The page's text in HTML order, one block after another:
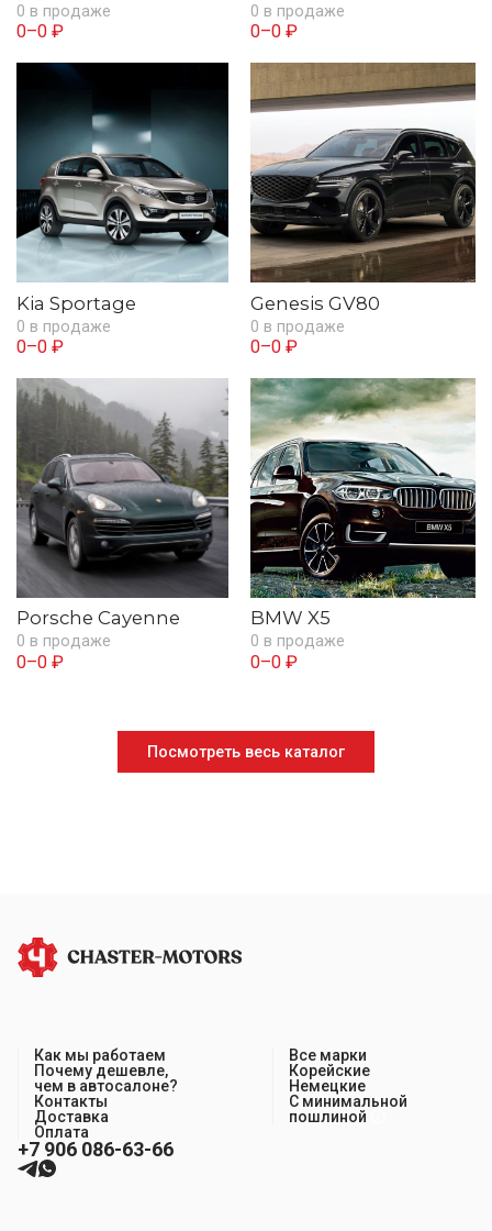
0 в продаже
0–0 ₽
0 в продаже
0–0 ₽
Kia Sportage
0 в продаже
0–0 ₽
Genesis GV80
0 в продаже
0–0 ₽
Porsche Cayenne
0 в продаже
0–0 ₽
BMW X5
0 в продаже
0–0 ₽
Посмотреть весь каталог
Как мы работаем
Почему дешевле,
чем в автосалоне?
Контакты
Доставка
Оплата
Все марки
Корейские
Немецкие
С минимальной
пошлиной
+7 906 086-63-66